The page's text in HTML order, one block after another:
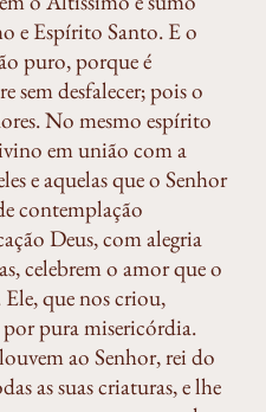
e Espírito Santo. E o
puro, porque é
sem desfalecer; pois o
No mesmo espírito
em união com a
e aquelas que o Senhor
contemplação
Deus, com alegria
celebrem o amor que o
que nos criou,
pura misericórdia.
ao Senhor, rei do
as suas criaturas, e lhe